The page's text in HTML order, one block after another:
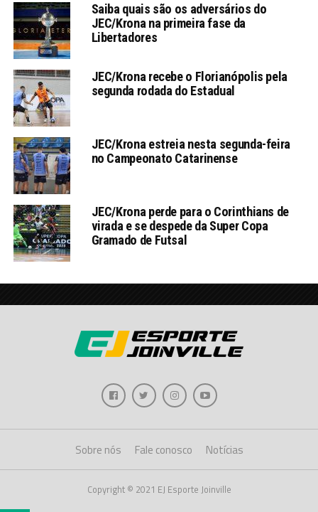
Saiba quais são os adversários do
JEC/Krona na primeira fase da
Libertadores
JEC/Krona recebe o Florianópolis pela
segunda rodada do Estadual
JEC/Krona estreia nesta segunda-feira
no Campeonato Catarinense
JEC/Krona perde para o Corinthians de
virada e se despede da Super Copa
Gramado de Futsal
Sobre nós Fale conosco Notícias
Copyright © 2021 EJ Esporte Joinville